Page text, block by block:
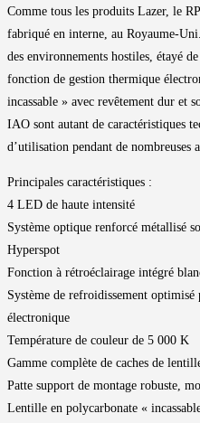
Comme tous les produits Lazer, le
fabriqué en interne, au Royaume-
des environnements hostiles, étayé
fonction de gestion thermique
incassable » avec revêtement dur et
IAO sont autant de caractéristiques
d’utilisation pendant de nombreuses
Principales caractéristiques :
4 LED de haute intensité
Système optique renforcé métallisé
Hyperspot
Fonction à rétroéclairage intégré
Système de refroidissement
électronique
Température de couleur de 5 000 K
Gamme complète de caches de
Patte support de montage robuste,
Lentille en polycarbonate «